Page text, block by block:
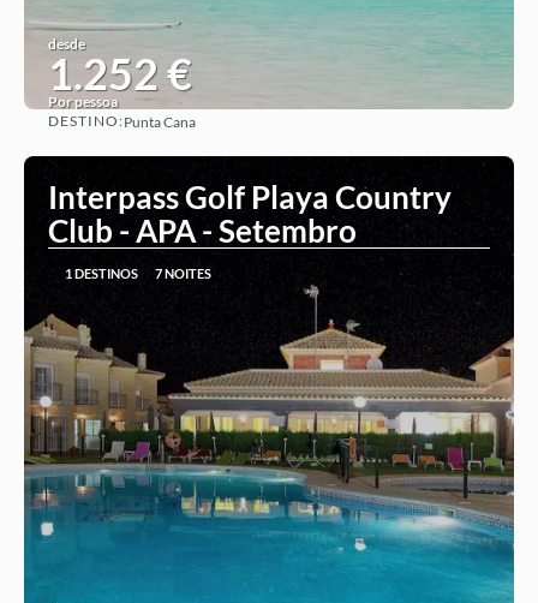
desde
1.252 €
Por pessoa
DESTINO:Punta Cana
Interpass Golf Playa Country
Club - APA - Setembro
1 DESTINOS 7 NOITES